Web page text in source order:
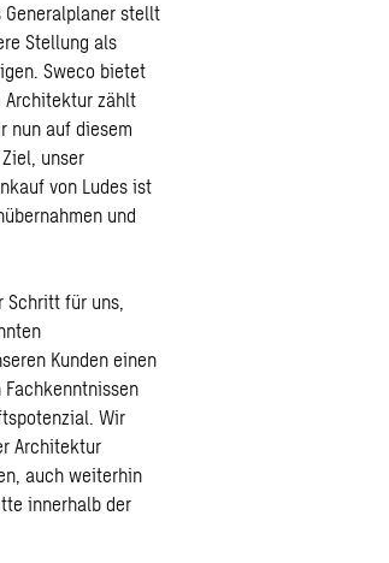
Generalplaner stellt
Stellung als
Sweco bietet
Architektur zählt
nun auf diesem
unser
von Ludes ist
und
Schritt für uns,
Kunden einen
Fachkenntnissen
Wir
Architektur
auch weiterhin
innerhalb der